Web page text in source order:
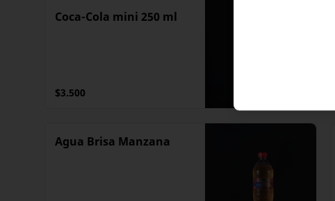
Coca-Cola mini 250 ml
$3.500
Agua Brisa Manzana